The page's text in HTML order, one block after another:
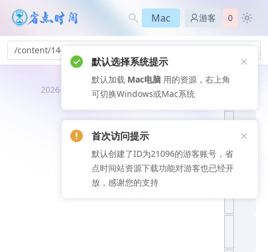
Mac 游客 0
/content/144
2026-08-06
推荐文
默认选择系统提示
默认加载 Mac电脑 用的资源，右上角
可切换Windows或Mac系统
首次访问提示
默认创建了ID为21096的游客账号，省
点时间站资源下载功能对游客也已经开
放，感谢您的支持